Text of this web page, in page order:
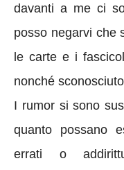
davanti a me ci
posso negarvi che
le carte e i
nonché
I rumor si sono
quanto possano
errati o